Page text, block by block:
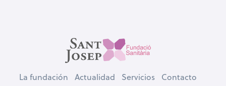
La fundación Actualidad Servicios Contacto